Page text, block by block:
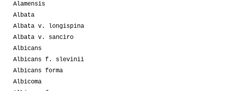
Alamensis
Albata
Albata v. longispina
Albata v. sanciro
Albicans
Albicans f. slevinii
Albicans forma
Albicoma